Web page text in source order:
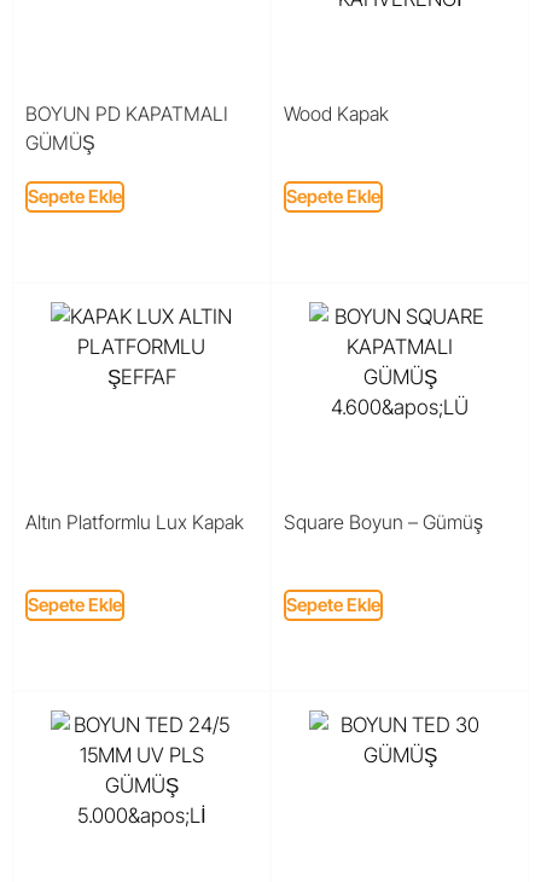
BOYUN PD KAPATMALI
GÜMÜŞ
Sepete Ekle
Wood Kapak
Sepete Ekle
Altın Platformlu Lux Kapak
Sepete Ekle
Square Boyun – Gümüş
Sepete Ekle